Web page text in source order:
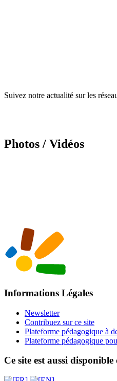
Suivez notre actualité sur les
Photos / Vidéos
Informations Légales
Newsletter
Contribuez sur ce site
Plateforme pédagogique à
Plateforme pédagogique
Ce site est aussi disponible